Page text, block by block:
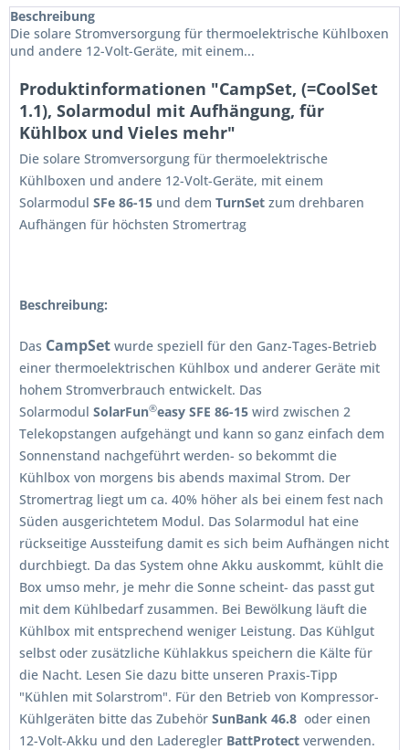
Beschreibung
Die solare Stromversorgung für thermoelektrische Kühlboxen
und andere 12-Volt-Geräte, mit einem...
Produktinformationen "CampSet, (=CoolSet
1.1), Solarmodul mit Aufhängung, für
Kühlbox und Vieles mehr"
Die solare Stromversorgung für thermoelektrische
Kühlboxen und andere 12-Volt-Geräte, mit einem
Solarmodul SFe 86-15 und dem TurnSet zum drehbaren
Aufhängen für höchsten Stromertrag
Beschreibung:
Das CampSet wurde speziell für den Ganz-Tages-Betrieb
einer thermoelektrischen Kühlbox und anderer Geräte mit
hohem Stromverbrauch entwickelt. Das
Solarmodul SolarFun®easy SFE 86-15 wird zwischen 2
Telekopstangen aufgehängt und kann so ganz einfach dem
Sonnenstand nachgeführt werden- so bekommt die
Kühlbox von morgens bis abends maximal Strom. Der
Stromertrag liegt um ca. 40% höher als bei einem fest nach
Süden ausgerichtetem Modul. Das Solarmodul hat eine
rückseitige Aussteifung damit es sich beim Aufhängen nicht
durchbiegt. Da das System ohne Akku auskommt, kühlt die
Box umso mehr, je mehr die Sonne scheint- das passt gut
mit dem Kühlbedarf zusammen. Bei Bewölkung läuft die
Kühlbox mit entsprechend weniger Leistung. Das Kühlgut
selbst oder zusätzliche Kühlakkus speichern die Kälte für
die Nacht. Lesen Sie dazu bitte unseren Praxis-Tipp
"Kühlen mit Solarstrom". Für den Betrieb von Kompressor-
Kühlgeräten bitte das Zubehör SunBank 46.8 oder einen
12-Volt-Akku und den Laderegler BattProtect verwenden.